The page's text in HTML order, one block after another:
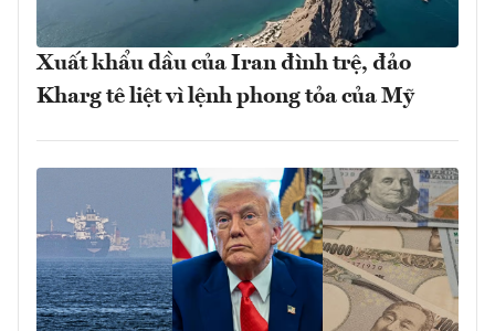
Xuất khẩu dầu của Iran đình trệ, đảo
Kharg tê liệt vì lệnh phong tỏa của Mỹ